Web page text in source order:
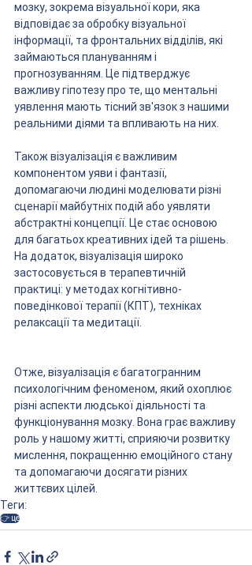
мозку, зокрема візуальної кори, яка
відповідає за обробку візуальної
інформації, та фронтальних відділів, які
займаються плануванням і
прогнозуванням. Це підтверджує
важливу гіпотезу про те, що ментальні
уявлення мають тісний зв'язок з нашими
реальними діями та впливають на них.
Також візуалізація є важливим
компонентом уяви і фантазії,
допомагаючи людині моделювати різні
сценарії майбутніх подій або уявляти
абстрактні концепції. Це стає основою
для багатьох креативних ідей та рішень.
На додаток, візуалізація широко
застосовується в терапевтичній
практиці: у методах когнітивно-
поведінкової терапії (КПТ), техніках
релаксації та медитації.
Отже, візуалізація є багатогранним
психологічним феноменом, який охоплює
різні аспекти людської діяльності та
функціонування мозку. Вона грає важливу
роль у нашому житті, сприяючи розвитку
мислення, покращенню емоційного стану
та допомагаючи досягати різних
життєвих цілей.
Теги:
👉 це